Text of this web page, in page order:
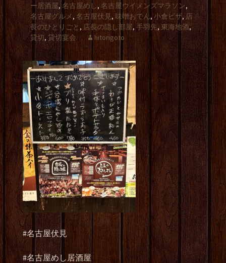
ー居酒屋,名古屋めし, 名古屋ウイメンズマラソン,
名古屋グルメ , 名古屋伏見, 味噌おでん,小倉ピザ, 店
長のひとりごと ,店長の隠し部屋, 手羽先,東海地酒,
貸切,貸切宴会 hitorigoto
#名古屋伏見
#名古屋めし居酒屋